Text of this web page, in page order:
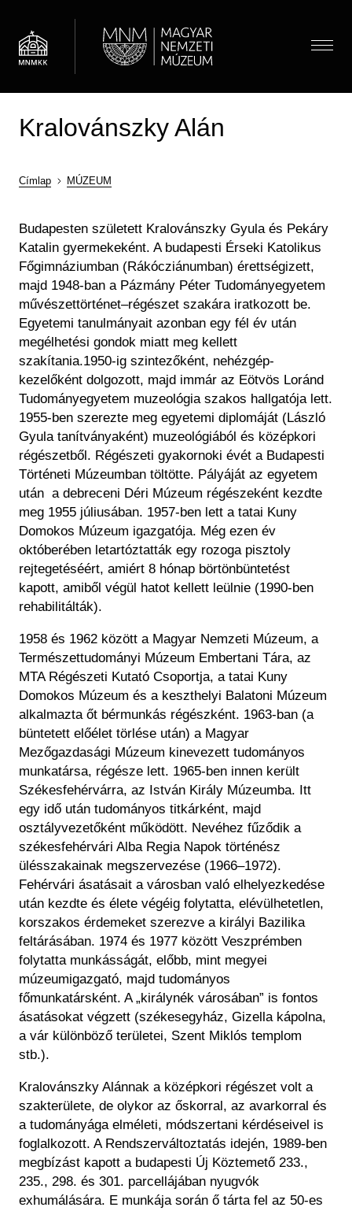
tartalomra
Menü
(HU)
Látogatóknak
Almenü megnyitása
Térkép
Látogatói információk
Önálló felfedezés
Csoportos látogatás
Családoknak
Vasúti kedvezmény
Almenü megnyitása
Óvodások
Iskolások
Gyerekek
Családok
Felnőttek
Pedagógusok
Múzeum
Almenü megnyitása
Múzeumi élet / Rólunk
Önkéntesség
Iskolai közösségi szolgálat
OMMIK
Régészet
Tagintézmények
Felnőttképzés
Közérdekű adatok
Gyűjtemények
Almenü megnyitása
Régészeti Tár
Újkori Főosztály
Modernkori Főosztály
Történeti Fényképtár
Éremtár
Adattár
Központi Könyvtár
Keresés
HU EN
Kralovánszky Alán
Címlap MÚZEUM
Budapesten született Kralovánszky Gyula és Pekáry
Katalin gyermekeként. A budapesti Érseki Katolikus
Főgimnáziumban (Rákócziánumban) érettségizett,
majd 1948-ban a Pázmány Péter Tudományegyetem
művészettörténet–régészet szakára iratkozott be.
Egyetemi tanulmányait azonban egy fél év után
megélhetési gondok miatt meg kellett
szakítania.1950-ig szintezőként, nehézgép-
kezelőként dolgozott, majd immár az Eötvös Loránd
Tudományegyetem muzeológia szakos hallgatója lett.
1955-ben szerezte meg egyetemi diplomáját (László
Gyula tanítványaként) muzeológiából és középkori
régészetből. Régészeti gyakornoki évét a Budapesti
Történeti Múzeumban töltötte. Pályáját az egyetem
után a debreceni Déri Múzeum régészeként kezdte
meg 1955 júliusában. 1957-ben lett a tatai Kuny
Domokos Múzeum igazgatója. Még ezen év
októberében letartóztatták egy rozoga pisztoly
rejtegetéséért, amiért 8 hónap börtönbüntetést
kapott, amiből végül hatot kellett leülnie (1990-ben
rehabilitálták).
1958 és 1962 között a Magyar Nemzeti Múzeum, a
Természettudományi Múzeum Embertani Tára, az
MTA Régészeti Kutató Csoportja, a tatai Kuny
Domokos Múzeum és a keszthelyi Balatoni Múzeum
alkalmazta őt bérmunkás régészként. 1963-ban (a
büntetett előélet törlése után) a Magyar
Mezőgazdasági Múzeum kinevezett tudományos
munkatársa, régésze lett. 1965-ben innen került
Székesfehérvárra, az István Király Múzeumba. Itt
egy idő után tudományos titkárként, majd
osztályvezetőként működött. Nevéhez fűződik a
székesfehérvári Alba Regia Napok történész
ülésszakainak megszervezése (1966–1972).
Fehérvári ásatásait a városban való elhelyezkedése
után kezdte és élete végéig folytatta, elévülhetetlen,
korszakos érdemeket szerezve a királyi Bazilika
feltárásában. 1974 és 1977 között Veszprémben
folytatta munkásságát, előbb, mint megyei
múzeumigazgató, majd tudományos
főmunkatársként. A „királynék városában” is fontos
ásatásokat végzett (székesegyház, Gizella kápolna,
a vár különböző területei, Szent Miklós templom
stb.).
Kralovánszky Alánnak a középkori régészet volt a
szakterülete, de olykor az őskorral, az avarkorral és
a tudományága elméleti, módszertani kérdéseivel is
foglalkozott. A Rendszerváltoztatás idején, 1989-ben
megbízást kapott a budapesti Új Köztemető 233.,
235., 298. és 301. parcellájában nyugvók
exhumálására. E munkája során ő tárta fel az 50-es